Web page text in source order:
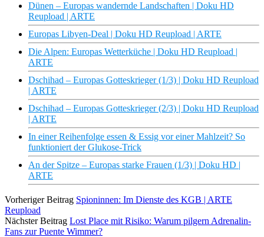
Dünen – Europas wandernde Landschaften | Doku HD
Reupload | ARTE
Europas Libyen-Deal | Doku HD Reupload | ARTE
Die Alpen: Europas Wetterküche | Doku HD Reupload |
ARTE
Dschihad – Europas Gotteskrieger (1/3) | Doku HD Reupload
| ARTE
Dschihad – Europas Gotteskrieger (2/3) | Doku HD Reupload
| ARTE
In einer Reihenfolge essen & Essig vor einer Mahlzeit? So
funktioniert der Glukose-Trick
An der Spitze – Europas starke Frauen (1/3) | Doku HD |
ARTE
Vorheriger Beitrag Spioninnen: Im Dienste des KGB | ARTE
Reupload
Nächster Beitrag Lost Place mit Risiko: Warum pilgern Adrenalin-
Fans zur Puente Wimmer?